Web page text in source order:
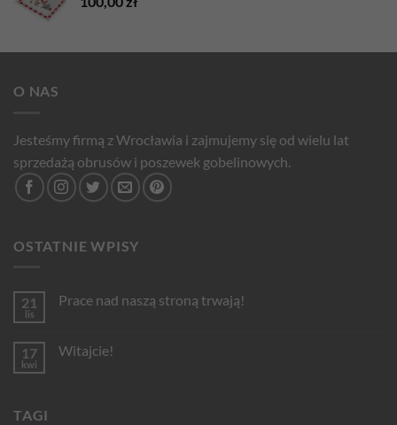
O NAS
Jesteśmy firmą z Wrocławia i zajmujemy się od wielu lat
sprzedażą obrusów i poszewek gobelinowych.
OSTATNIE WPISY
21
lis
Prace nad naszą stroną trwają!
Prace
17
kwi
Witajcie!
TAGI